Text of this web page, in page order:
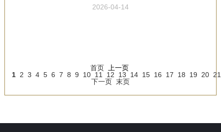
2026-04-14
首页上一页
1 2 3 4 5 6 7 8 9 10 11 12 13 14 15 16 17 18 19 20 21
下一页 末页